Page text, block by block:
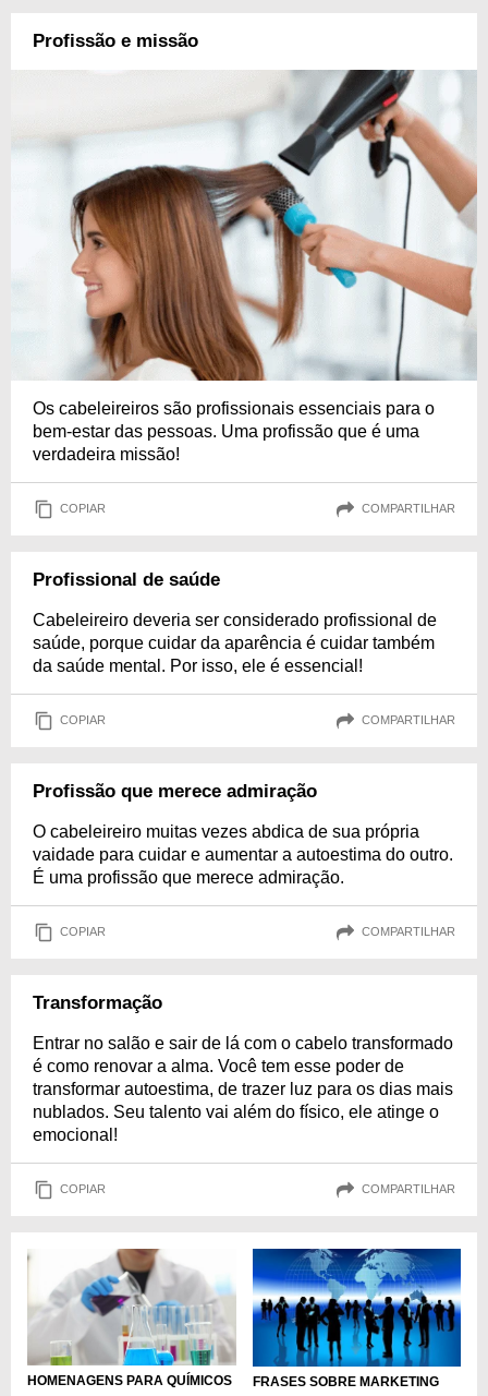
Profissão e missão
Os cabeleireiros são profissionais essenciais para o
bem-estar das pessoas. Uma profissão que é uma
verdadeira missão!
COPIAR COMPARTILHAR
Profissional de saúde
Cabeleireiro deveria ser considerado profissional de
saúde, porque cuidar da aparência é cuidar também
da saúde mental. Por isso, ele é essencial!
COPIAR COMPARTILHAR
Profissão que merece admiração
O cabeleireiro muitas vezes abdica de sua própria
vaidade para cuidar e aumentar a autoestima do outro.
É uma profissão que merece admiração.
COPIAR COMPARTILHAR
Transformação
Entrar no salão e sair de lá com o cabelo transformado
é como renovar a alma. Você tem esse poder de
transformar autoestima, de trazer luz para os dias mais
nublados. Seu talento vai além do físico, ele atinge o
emocional!
COPIAR COMPARTILHAR
HOMENAGENS PARA QUÍMICOS FRASES SOBRE MARKETING